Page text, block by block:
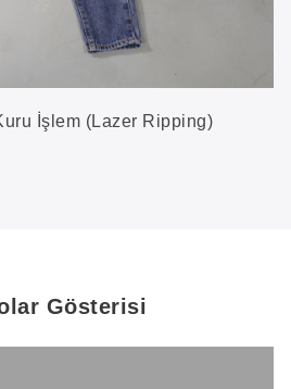
İşlem (Lazer Ripping)
Gösterisi